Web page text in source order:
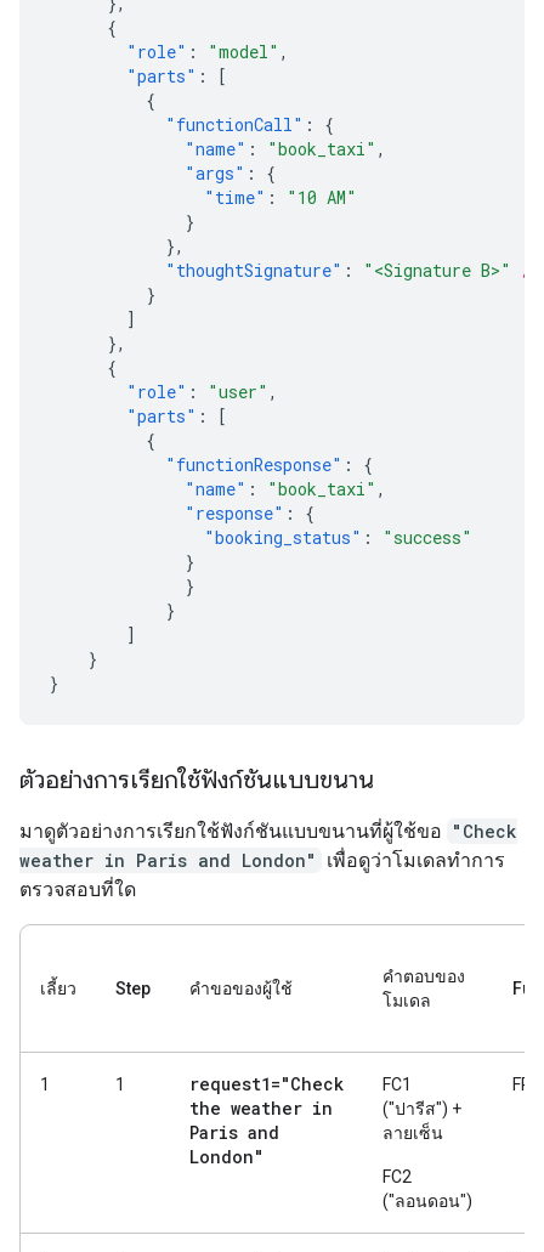
{
"role" : "model" ,
"parts" :
[
{
"functionCall" :
{
"name" : "book_taxi" ,
"args" :
{
"time" :
"10 AM"
}
},
"thoughtSignature" : "<Signature B>"
//
}
]
},
{
"role" : "user" ,
"parts" :
[
{
"functionResponse" :
{
"name" : "book_taxi" ,
"response" :
{
"booking_status" :
"success"
}
}
}
]
}
}
ตัวอย่างการเรียกใช้ฟังก์ชันแบบขนาน
มาดูตัวอย่างการเรียกใช้ฟังก์ชันแบบขนานที่ผู้ใช้ขอ "Check
weather in Paris and London"
เพื่อดูว่าโมเดลทำการ
ตรวจสอบที่ใด
เลี้ยว Step คำขอของผู้ใช้
คำตอบของ
โมเดล
1 1
request1="Check
the weather in
Paris and
London"
FC1
("ปารีส") +
ลายเซ็น
FC2
("ลอนดอน")
FR1